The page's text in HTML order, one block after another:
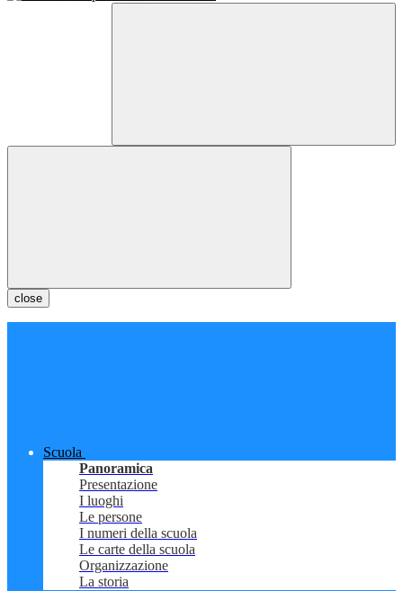
close
Scuola
Panoramica
Presentazione
I luoghi
Le persone
I numeri della scuola
Le carte della scuola
Organizzazione
La storia